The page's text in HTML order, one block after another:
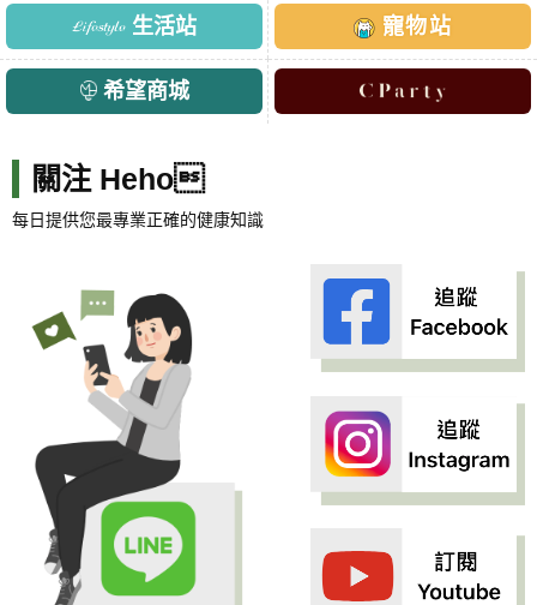
生活站 寵物站
希望商城
關注 Heho
每日提供您最專業正確的健康知識